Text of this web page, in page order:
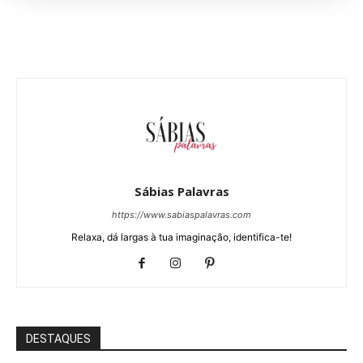
Sábias Palavras
https://www.sabiaspalavras.com
Relaxa, dá largas à tua imaginação, identifica-te!
DESTAQUES